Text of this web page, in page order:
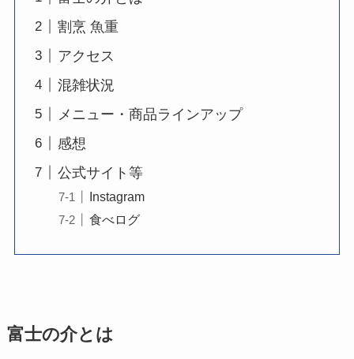
割烹 魚重
アクセス
混雑状況
メニュー・商品ラインアップ
感想
公式サイト等
Instagram
食べログ
富士の介とは